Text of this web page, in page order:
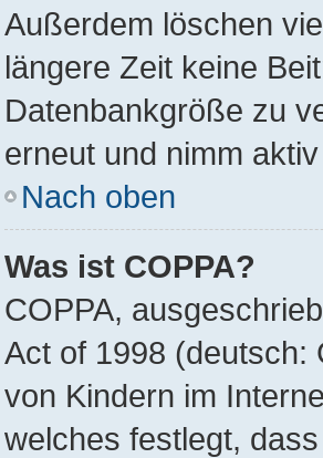
Außerdem löschen
längere Zeit keine
Datenbankgröße zu
erneut und nimm
Nach oben
Was ist COPPA?
COPPA,
Act of 1998 (deutsch:
von Kindern im
welches festlegt,